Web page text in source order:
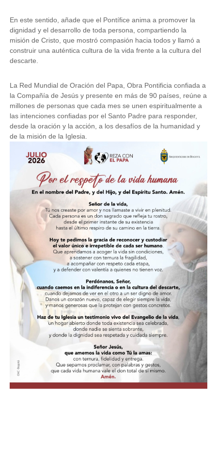
En este sentido, añade que el Pontífice anima a promover la
dignidad y el desarrollo de toda persona, compartiendo la
misión de Cristo, que mostró compasión hacia todos y llamó a
construir una auténtica cultura de la vida frente a la cultura del
descarte.
La Red Mundial de Oración del Papa, Obra Pontificia confiada a
la Compañía de Jesús y presente en más de 90 países, reúne a
millones de personas que cada mes se unen espiritualmente a
las intenciones confiadas por el Santo Padre para responder,
desde la oración y la acción, a los desafíos de la humanidad y
de la misión de la Iglesia.